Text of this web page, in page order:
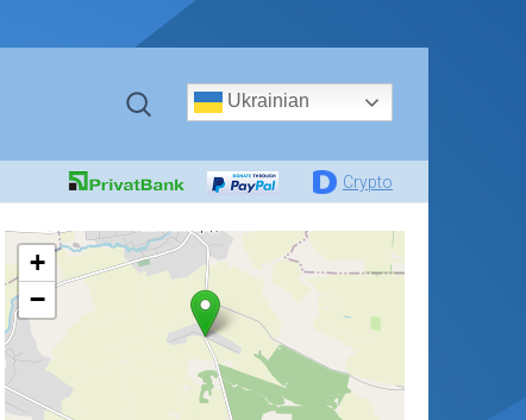
Ukrainian
Crypto
+
−